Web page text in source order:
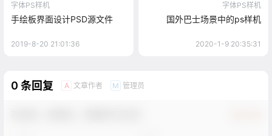
字体PS样机
手绘板界面设计PSD源文件
2019-8-20 21:01:36
字体PS样机
国外巴士场景中的ps样机
2020-1-9 20:35:31
0 条回复 A 文章作者 M 管理员